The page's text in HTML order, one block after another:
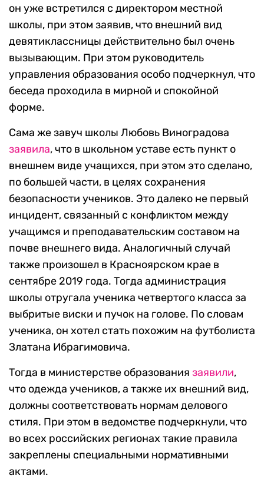
он уже встретился с директором местной
школы, при этом заявив, что внешний вид
девятиклассницы действительно был очень
вызывающим. При этом руководитель
управления образования особо подчеркнул, что
беседа проходила в мирной и спокойной
форме.
Сама же завуч школы Любовь Виноградова
заявила, что в школьном уставе есть пункт о
внешнем виде учащихся, при этом это сделано,
по большей части, в целях сохранения
безопасности учеников. Это далеко не первый
инцидент, связанный с конфликтом между
учащимся и преподавательским составом на
почве внешнего вида. Аналогичный случай
также произошел в Красноярском крае в
сентябре 2019 года. Тогда администрация
школы отругала ученика четвертого класса за
выбритые виски и пучок на голове. По словам
ученика, он хотел стать похожим на футболиста
Златана Ибрагимовича.
Тогда в министерстве образования заявили,
что одежда учеников, а также их внешний вид,
должны соответствовать нормам делового
стиля. При этом в ведомстве подчеркнули, что
во всех российских регионах такие правила
закреплены специальными нормативными
актами.